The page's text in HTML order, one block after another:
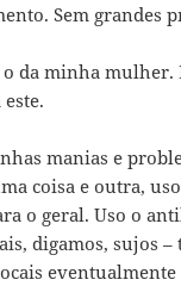
Sem grandes
o da minha mulher.
manias e
coisa e outra,
o geral. Uso o
digamos, sujos –
eventualmente